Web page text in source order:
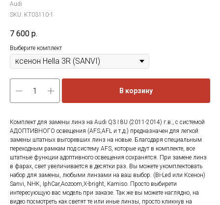
Audi
SKU: KT03110-1
7 600 р.
Выберите комплект
В корзину
Комплект для замены линз на Audi Q3 I 8U (2011-2014) г.в., с системой
АДОПТИВНОГО освещения (AFS,AFL и т.д.) предназначен для легкой
замены штатных выгоревших линз на новые. Благодаря специальным
переходным рамкам под систему AFS, которые идут в комплекте, все
штатные функции адоптивного освещения сохранятся. При замене линз
в фарах, свет увеличивается в десятки раз. Вы можете укомплектовать
набор для замены, любыми линзами на ваш выбор. (Bi-Led или Ксенон)
Sanvi, NHK, IphCar,Aozoom,X-bright, Kamiso. Просто выбирети
интересующую вас модель при заказе. Так же вы можете наглядно, на
видео посмотреть как светят те или иные линзы, просто кликнув на